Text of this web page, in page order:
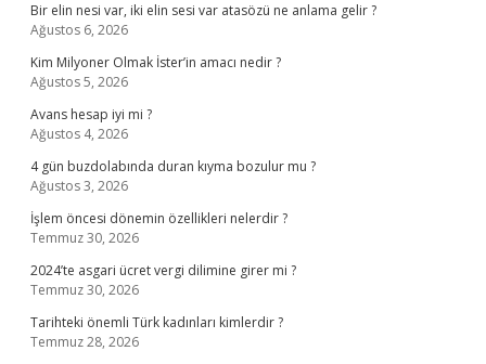
Bir elin nesi var, iki elin sesi var atasözü ne anlama gelir ?
Ağustos 6, 2026
Kim Milyoner Olmak İster’in amacı nedir ?
Ağustos 5, 2026
Avans hesap iyi mi ?
Ağustos 4, 2026
4 gün buzdolabında duran kıyma bozulur mu ?
Ağustos 3, 2026
İşlem öncesi dönemin özellikleri nelerdir ?
Temmuz 30, 2026
2024’te asgari ücret vergi dilimine girer mi ?
Temmuz 30, 2026
Tarihteki önemli Türk kadınları kimlerdir ?
Temmuz 28, 2026